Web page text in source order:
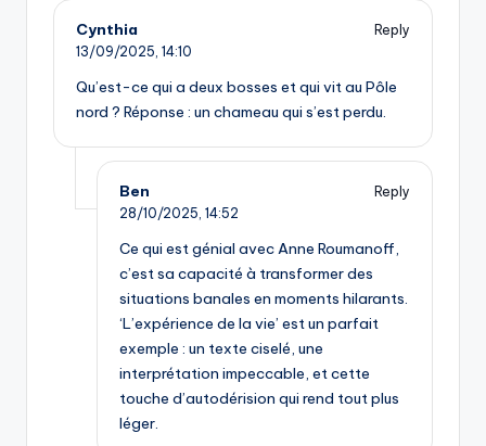
Cynthia
Reply
13/09/2025, 14:10
Qu’est-ce qui a deux bosses et qui vit au Pôle
nord ? Réponse : un chameau qui s’est perdu.
Ben
Reply
28/10/2025, 14:52
Ce qui est génial avec Anne Roumanoff,
c’est sa capacité à transformer des
situations banales en moments hilarants.
‘L’expérience de la vie’ est un parfait
exemple : un texte ciselé, une
interprétation impeccable, et cette
touche d’autodérision qui rend tout plus
léger.